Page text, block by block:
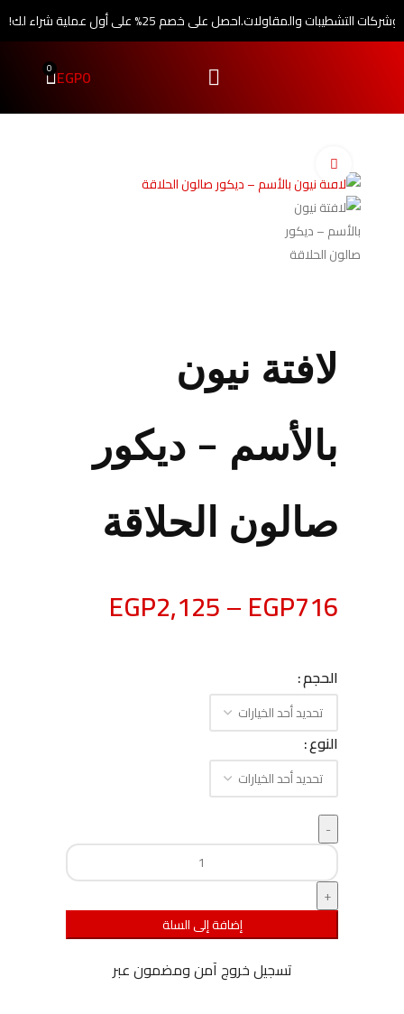
احصل على خصم 25% على أول عملية شراء لك!التشطيبات والمقاولات.
EGP0
0
لافتة نيون
بالأسم – ديكور
صالون الحلاقة
EGP716
–
EGP2,125
الحجم
النوع
إضافة إلى السلة
تسجيل خروج آمن ومضمون عبر